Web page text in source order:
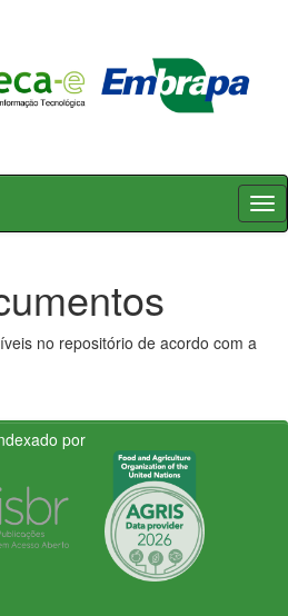
no repositório de acordo com a
por